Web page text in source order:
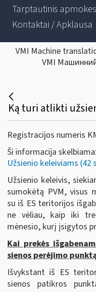
Tarptautinis
Kontaktai / Apklausa
VMI Machine
VMI
Registracijos numeris
Ši informacija skelbiama:
Užsienio keleiviams (42
Užsienio keleivis,
sumokėtą PVM, visus
su iš ES teritorijos
ne vėliau, kaip iki
mėnesio, kurį įsigytos
Kai prekės
sienos perėjimo
Išvykstant iš ES
sienos patikros